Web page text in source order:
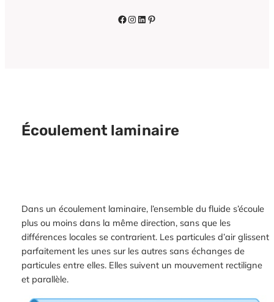
Facebook
Instagram
LinkedIn
Pinterest
Écoulement laminaire
Dans un écoulement laminaire, l’ensemble du fluide s’écoule
plus ou moins dans la même direction, sans que les
différences locales se contrarient. Les particules d’air glissent
parfaitement les unes sur les autres sans échanges de
particules entre elles. Elles suivent un mouvement rectiligne
et parallèle.